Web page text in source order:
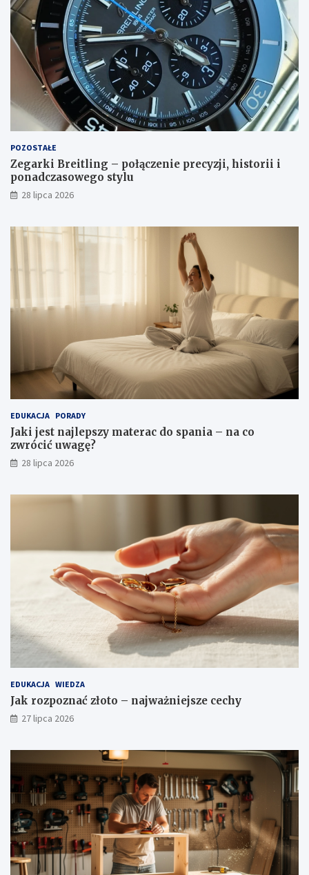
POZOSTAŁE
Zegarki Breitling – połączenie precyzji, historii i
ponadczasowego stylu
28 lipca 2026
EDUKACJA PORADY
Jaki jest najlepszy materac do spania – na co
zwrócić uwagę?
28 lipca 2026
EDUKACJA WIEDZA
Jak rozpoznać złoto – najważniejsze cechy
27 lipca 2026